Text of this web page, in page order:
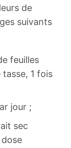
de
suivants
feuilles
1 fois
jour ;
sec